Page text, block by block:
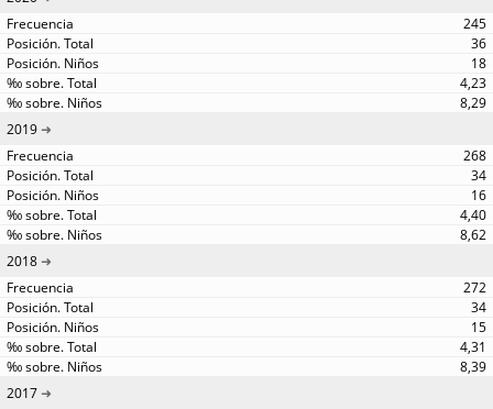
245
36
18
4,23
8,29
2019
268
34
16
4,40
8,62
2018
272
34
15
4,31
8,39
2017